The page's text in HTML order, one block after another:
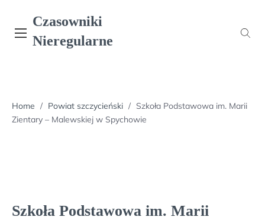
content
Czasowniki
Nieregularne
Home / Powiat szczycieński / Szkoła Podstawowa im. Marii
Zientary – Malewskiej w Spychowie
Szkoła Podstawowa im. Marii